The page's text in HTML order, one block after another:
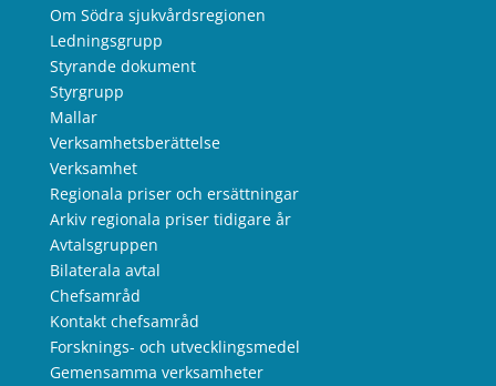
Om Södra sjukvårdsregionen
Ledningsgrupp
Styrande dokument
Styrgrupp
Mallar
Verksamhetsberättelse
Verksamhet
Regionala priser och ersättningar
Arkiv regionala priser tidigare år
Avtalsgruppen
Bilaterala avtal
Chefsamråd
Kontakt chefsamråd
Forsknings- och utvecklingsmedel
Gemensamma verksamheter